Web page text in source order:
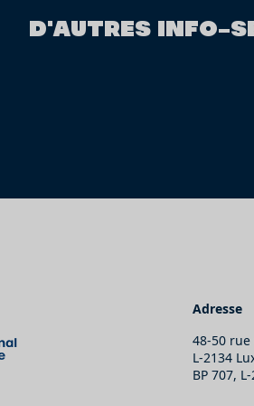
D'AUTRES INFO-
Adresse
48-50
L-2134
BP 707,